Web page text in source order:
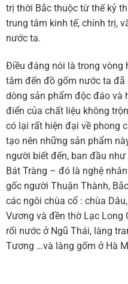
trị thời Bắc thuộc từ thế kỷ
trung tâm kinh tế, chính trị,
nước ta.
Điều đáng nói là trong vòng
tâm đến đồ gốm nước ta
dòng sản phẩm độc đáo và
điển của chất liệu không
có lại rất hiện đại về phong
tạo nên những sản phẩm
người biết đến, ban đầu
Bát Tràng – đó là nghệ
gốc người Thuận Thành,
các ngôi chùa cổ : chùa
Vương và đền thờ Lạc Long
rối nước ở Ngũ Thái, làng
Tương …và làng gốm ở Hà